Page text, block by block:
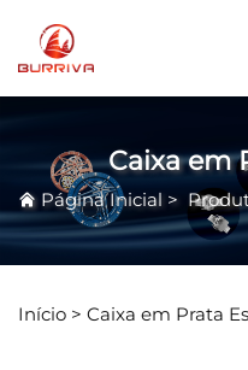
Caixa em
Página Inicial >
Início > Caixa em Prata